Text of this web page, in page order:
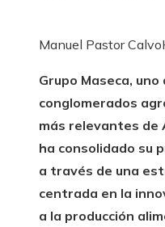
Manuel Pastor Calvo
Grupo Maseca, uno
conglomerados
más relevantes de
ha consolidado su
a través de una
centrada en la
a la producción